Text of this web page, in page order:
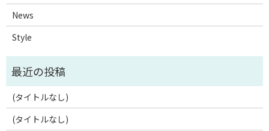
News
Style
(タイトルなし)
(タイトルなし)